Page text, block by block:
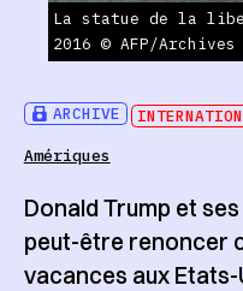
ARCHIVE
Amériques
La statue de la
2016 © AFP/Archives
Donald Trump et
peut-être renoncer
vacances aux Etats-